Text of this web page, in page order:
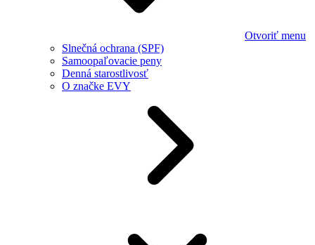
Otvoriť menu
Slnečná ochrana (SPF)
Samoopaľovacie peny
Denná starostlivosť
O značke EVY